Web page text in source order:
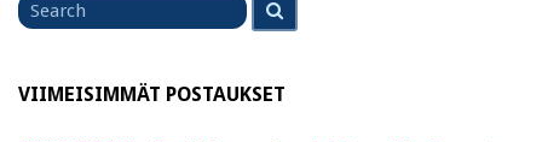
for
VIIMEISIMMÄT POSTAUKSET